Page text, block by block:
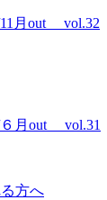
月out vol.32
月out vol.31
方へ